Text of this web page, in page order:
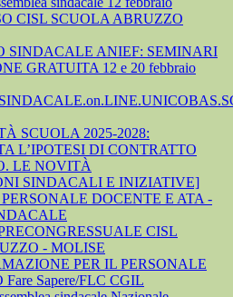
CISL SCUOLA ABRUZZO
SINDACALE ANIEF: SEMINARI
GRATUITA 12 e 20 febbraio
SCUOLA 2025-2028:
L’IPOTESI DI CONTRATTO
LE NOVITÀ
SINDACALI E INIZIATIVE]
DOCENTE E ATA -
CISL
- MOLISE
PER IL PERSONALE
Fare Sapere/FLC CGIL